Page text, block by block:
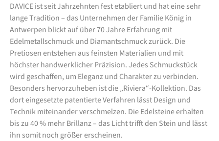
DAVICE ist seit Jahrzehnten fest etabliert und hat eine sehr
lange Tradition – das Unternehmen der Familie König in
Antwerpen blickt auf über 70 Jahre Erfahrung mit
Edelmetallschmuck und Diamantschmuck zurück. Die
Pretiosen entstehen aus feinsten Materialien und mit
höchster handwerklicher Präzision. Jedes Schmuckstück
wird geschaffen, um Eleganz und Charakter zu verbinden.
Besonders hervorzuheben ist die „Riviera“-Kollektion. Das
dort eingesetzte patentierte Verfahren lässt Design und
Technik miteinander verschmelzen. Die Edelsteine erhalten
bis zu 40 % mehr Brillanz – das Licht trifft den Stein und lässt
ihn somit noch größer erscheinen.